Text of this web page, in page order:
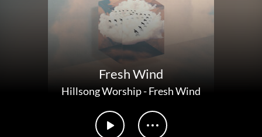
Fresh Wind
Hillsong Worship-Fresh Wind